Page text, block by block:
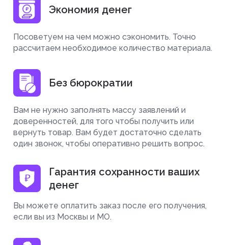
Экономия денег
Посоветуем на чем можно сэкономить. Точно
рассчитаем необходимое количество материала.
Без бюрократии
Вам не нужно заполнять массу заявлений и
доверенностей, для того чтобы получить или
вернуть товар. Вам будет достаточно сделать
один звонок, чтобы оперативно решить вопрос.
Гарантия сохранности ваших
денег
Вы можете оплатить заказ после его получения,
если вы из Москвы и МО.